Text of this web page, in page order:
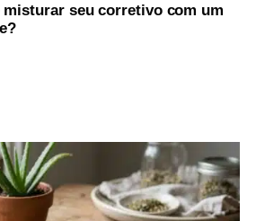
misturar seu corretivo com um